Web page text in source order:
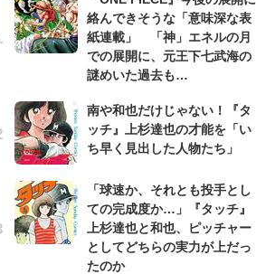
絡んできそうな「意味深な表
紙連載」 「神」エネルの月
での展開に、元王下七武海の
謎めいた過去も…
南や和也だけじゃない！『タ
ッチ』上杉達也の才能を「い
ち早く見出した人物たち」
「球速か、それとも投手とし
ての完成度か…」『タッチ』
上杉達也と和也、ピッチャー
としてどちらの実力が上だっ
たのか